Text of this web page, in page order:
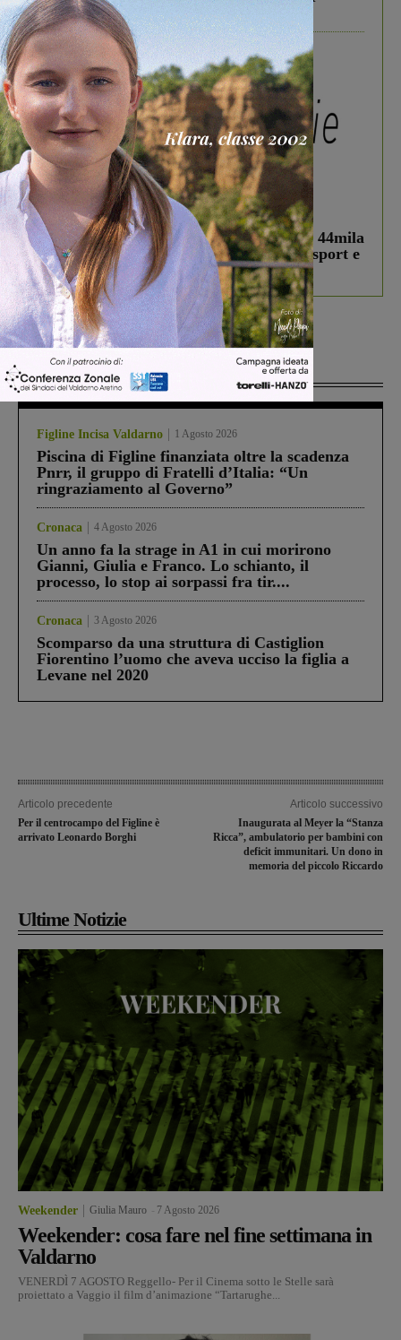
divertire i tuoi figli
In vetrina 3 Agosto 2026
Estra Notizie agosto: Smart Cities, oltre 44mila
studenti coinvolti, torna il bando per lo sport e
debutta il podcast Estrair
Più lette
Figline Incisa Valdarno 1 Agosto 2026
Piscina di Figline finanziata oltre la scadenza
Pnrr, il gruppo di Fratelli d’Italia: “Un
ringraziamento al Governo”
Cronaca 4 Agosto 2026
Un anno fa la strage in A1 in cui morirono
Gianni, Giulia e Franco. Lo schianto, il
processo, lo stop ai sorpassi fra tir....
Cronaca 3 Agosto 2026
Scomparso da una struttura di Castiglion
Fiorentino l’uomo che aveva ucciso la figlia a
Levane nel 2020
Articolo precedente
Per il centrocampo del Figline è
arrivato Leonardo Borghi
Articolo successivo
Inaugurata al Meyer la “Stanza
Ricca”, ambulatorio per bambini con
deficit immunitari. Un dono in
memoria del piccolo Riccardo
Ultime Notizie
Weekender Giulia Mauro 7 Agosto 2026
Weekender: cosa fare nel fine settimana in
Valdarno
VENERDÌ 7 AGOSTO Reggello- Per il Cinema sotto le Stelle sarà
proiettato a Vaggio il film d’animazione “Tartarughe...